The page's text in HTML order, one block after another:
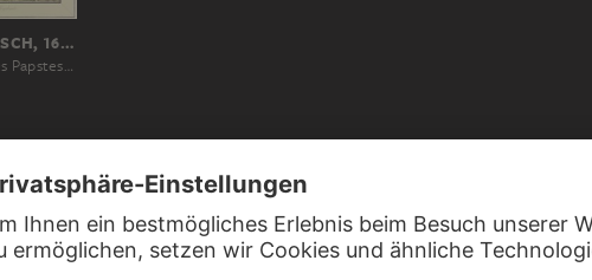
ITALIENISCH, 16. JAHRHUNDERT, NACH RAFFAEL
Bildnis des Papstes Julius II.